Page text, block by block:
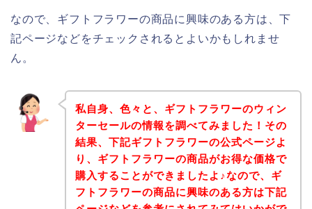
なので、ギフトフラワーの商品に興味のある方は、下
記ページなどをチェックされるとよいかもしれませ
ん。
私自身、色々と、ギフトフラワーのウィン
ターセールの情報を調べてみました！その
結果、下記ギフトフラワーの公式ページよ
り、ギフトフラワーの商品がお得な価格で
購入することができましたよ♪なので、ギ
フトフラワーの商品に興味のある方は下記